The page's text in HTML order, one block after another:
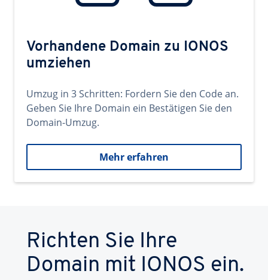
Vorhandene Domain zu IONOS
umziehen
Umzug in 3 Schritten: Fordern Sie den Code an.
Geben Sie Ihre Domain ein Bestätigen Sie den
Domain-Umzug.
Mehr erfahren
Richten Sie Ihre
Domain mit IONOS ein.